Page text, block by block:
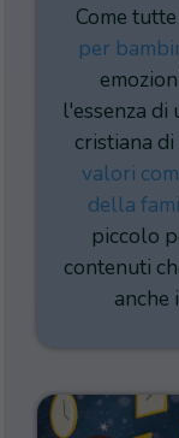
Come
per
l'essenza
cristiana
valori
della
piccolo
contenuti
anche